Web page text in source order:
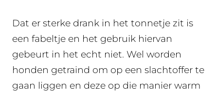
Dat er sterke drank in het tonnetje zit is
een fabeltje en het gebruik hiervan
gebeurt in het echt niet. Wel worden
honden getraind om op een slachtoffer te
gaan liggen en deze op die manier warm